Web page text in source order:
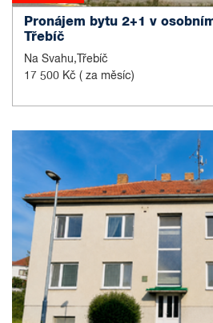
Pronájem bytu 2+1 v
Třebíč
Na Svahu,Třebíč
17 500 Kč ( za měsíc)